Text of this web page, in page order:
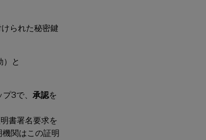
られた秘密鍵
と
3で、 承認を
書署名要求を
関はこの証明